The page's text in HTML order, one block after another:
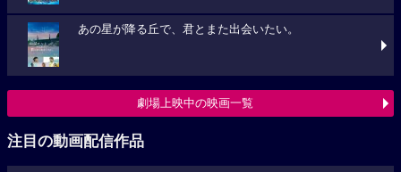
あの星が降る丘で、君とまた出会いたい。
劇場上映中の映画一覧
注目の動画配信作品